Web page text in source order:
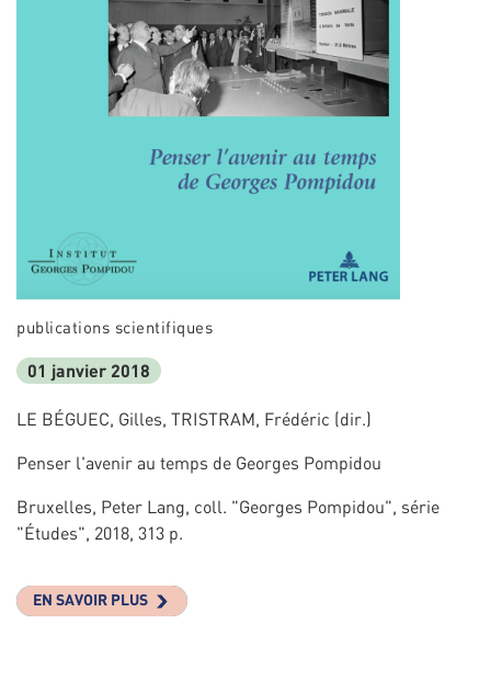
publications scientifiques
01 janvier 2018
LE BÉGUEC, Gilles, TRISTRAM, Frédéric (dir.)
Penser l'avenir au temps de Georges Pompidou
Bruxelles, Peter Lang, coll. "Georges Pompidou", série
"Études", 2018, 313 p.
EN SAVOIR PLUS